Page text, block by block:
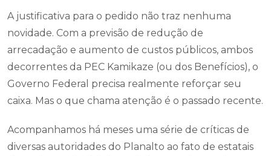
A justificativa para o pedido não traz nenhuma
novidade. Com a previsão de redução de
arrecadação e aumento de custos públicos, ambos
decorrentes da PEC Kamikaze (ou dos Benefícios), o
Governo Federal precisa realmente reforçar seu
caixa. Mas o que chama atenção é o passado recente.
Acompanhamos há meses uma série de críticas de
diversas autoridades do Planalto ao fato de estatais